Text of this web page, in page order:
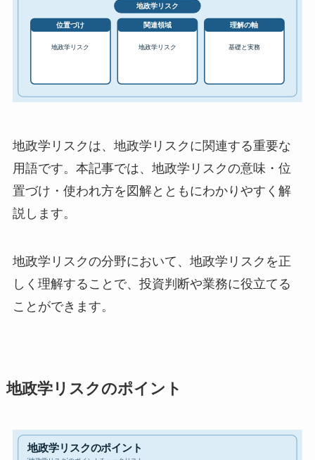
地政学リスクは、地政学リスクに関連する重要な
用語です。本記事では、地政学リスクの意味・位
置づけ・使われ方を図解とともにわかりやすく解
説します。
地政学リスクの分野において、地政学リスクを正
しく理解することで、投資判断や業務に役立てる
ことができます。
地政学リスクのポイント